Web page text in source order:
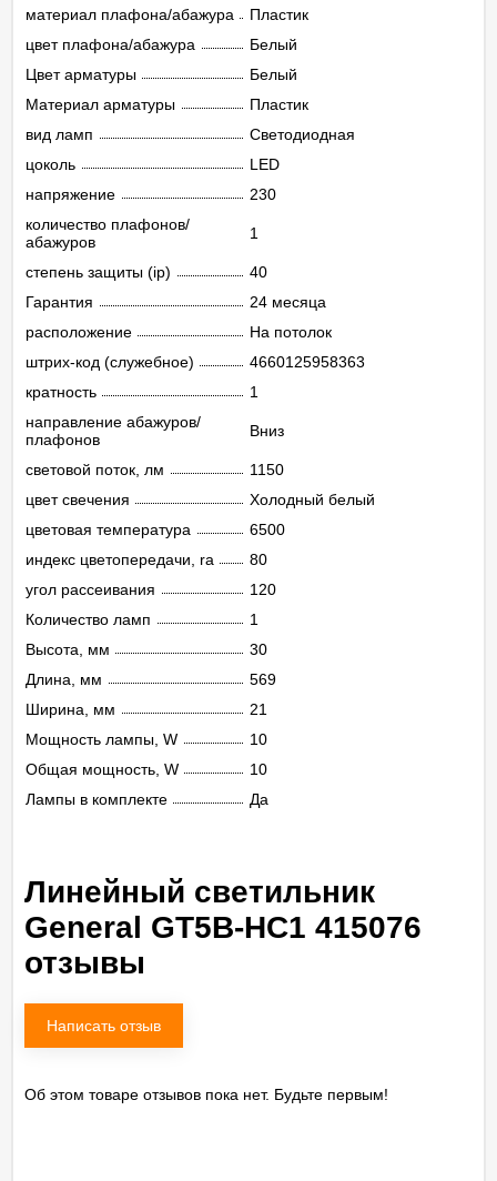
материал плафона/абажура
Пластик
цвет плафона/абажура
Белый
Цвет арматуры
Белый
Материал арматуры
Пластик
вид ламп
Светодиодная
цоколь
LED
напряжение
230
количество плафонов/
абажуров
1
степень защиты (ip)
40
Гарантия
24 месяца
расположение
На потолок
штрих-код (служебное)
4660125958363
кратность
1
направление абажуров/
плафонов
Вниз
световой поток, лм
1150
цвет свечения
Холодный белый
цветовая температура
6500
индекс цветопередачи, ra
80
угол рассеивания
120
Количество ламп
1
Высота, мм
30
Длина, мм
569
Ширина, мм
21
Мощность лампы, W
10
Общая мощность, W
10
Лампы в комплекте
Да
Линейный светильник
General GT5B-HC1 415076
отзывы
Написать отзыв
Об этом товаре отзывов пока нет. Будьте первым!